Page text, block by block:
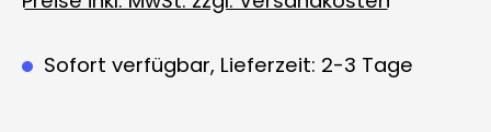
Sofort verfügbar, Lieferzeit: 2-3 Tage